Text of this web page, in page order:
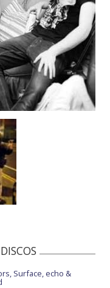
Surface, echo &